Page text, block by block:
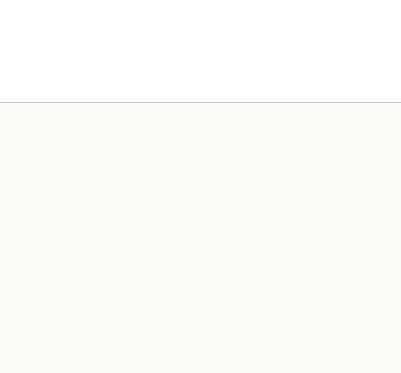
Рядом трамвайная и автобусная остановки.
ремонта. Хорошие соседи.